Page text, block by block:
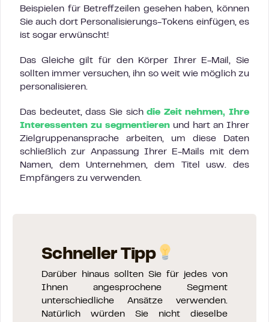
Beispielen für Betreffzeilen gesehen haben, können
Sie auch dort Personalisierungs-Tokens einfügen, es
ist sogar erwünscht!
Das Gleiche gilt für den Körper Ihrer E-Mail, Sie
sollten immer versuchen, ihn so weit wie möglich zu
personalisieren.
Das bedeutet, dass Sie sichdie Zeit nehmen, Ihre
Interessenten zu segmentieren und hart an Ihrer
Zielgruppenansprache arbeiten, um diese Daten
schließlich zur Anpassung Ihrer E-Mails mit dem
Namen, dem Unternehmen, dem Titel usw. des
Empfängers zu verwenden.
Schneller Tipp
Darüber hinaus sollten Sie für jedes von
Ihnen angesprochene Segment
unterschiedliche Ansätze verwenden.
Natürlich würden Sie nicht dieselbe